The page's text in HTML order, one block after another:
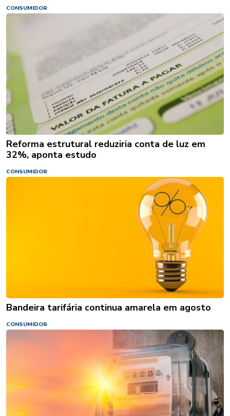
CONSUMIDOR
Reforma estrutural reduziria conta de luz em
32%, aponta estudo
CONSUMIDOR
Bandeira tarifária continua amarela em agosto
CONSUMIDOR